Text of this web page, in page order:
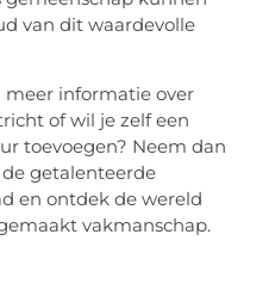
van dit waardevolle
meer informatie over
of wil je zelf een
toevoegen? Neem dan
getalenteerde
en ontdek de wereld
vakmanschap.